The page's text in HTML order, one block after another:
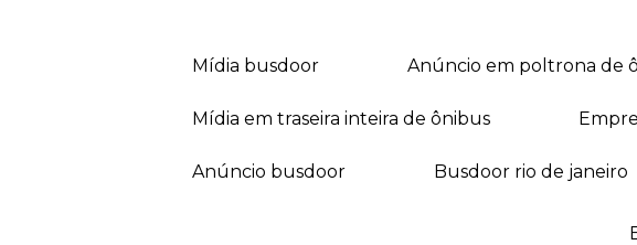
mídia busdoor anúncio em poltrona de
mídia em traseira inteira de ônibus
anúncio busdoor busdoor rio de janeiro